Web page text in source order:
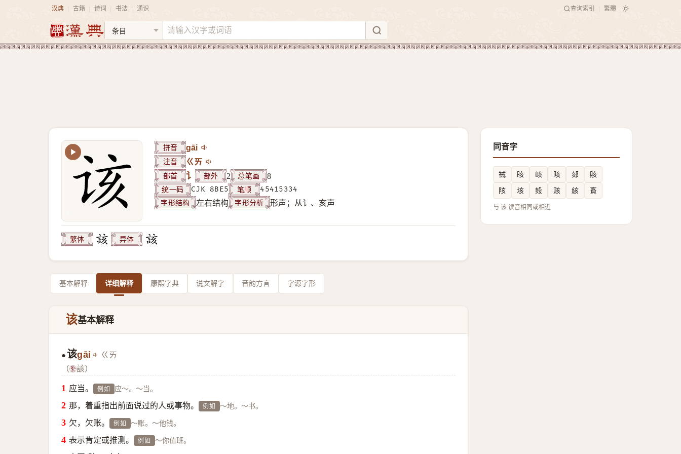
汉典 古籍 诗词 书法 通识 查询索引 繁體
拼音 gāi
注音 ㄍㄞ
部首 讠 部外 2 总笔画 8
统一码 CJK 8BE5 笔顺 45415334
字形结构 左右结构 字形分析 形声；从讠、亥声
繁体 异体
基本解释 详细解释 康熙字典 说文解字 音韵方言 字源字形
该基本解释
● 该gāi ㄍㄞ
（
該）
应当。 例如 应～。～当。
那，着重指出前面说过的人或事物。 例如 ～地。～书。
欠，欠账。 例如 ～账。～他钱。
表示肯定或推测。 例如 ～你值班。
同音字
祴 䀭 峐 晐 郂
賅
陔
垓 㱾 赅 絯 賌
与 该 读音相同或相近